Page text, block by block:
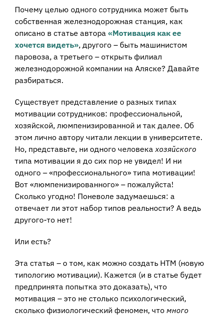
Почему целью одного сотрудника может быть
собственная железнодорожная станция, как
описано в статье автора «Мотивация как ее
хочется видеть», другого – быть машинистом
паровоза, а третьего – открыть филиал
железнодорожной компании на Аляске? Давайте
разбираться.
Существует представление о разных типах
мотивации сотрудников: профессиональной,
хозяйской, люмпенизированной и так далее. Об
этом лично автору читали лекции в университете.
Но, представьте, ни одного человека хозяйского
типа мотивации я до сих пор не увидел! И ни
одного – «профессионального» типа мотивации!
Вот «люмпенизированного» – пожалуйста!
Сколько угодно! Поневоле задумаешься: а
отвечает ли этот набор типов реальности? А ведь
другого-то нет!
Или есть?
Эта статья – о том, как можно создать НТМ (новую
типологию мотивации). Кажется (и в статье будет
предпринята попытка это доказать), что
мотивация – это не столько психологический,
сколько физиологический феномен, что много